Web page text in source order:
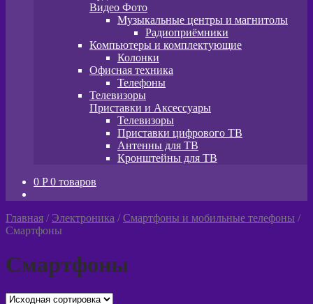
Видео Фото
Музыкальные центры и магнитолы
Радиоприёмники
Компьютеры и комплектующие
Колонки
Офисная техника
Телефоны
Телевизоры
Приставки и Аксессуары
Телевизоры
Приставки цифрового ТВ
Антенны для ТВ
Кронштейны для ТВ
0 P 0 товаров
Главная / Электроника /Смартфоны и мобильные телефоны /
Смартфоны
Смартфоны